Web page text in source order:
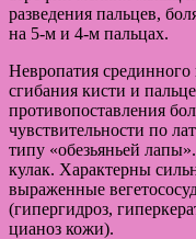
разведения пальцев,
на 5-м и 4-м пальцах.
Невропатия
сгибания кисти и
противопоставления
чувствительности по
типу «обезьяньей
кулак. Характерны
выраженные
(гипергидроз,
цианоз кожи).